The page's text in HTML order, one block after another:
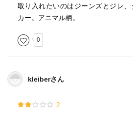
取り入れたいのはジーンズとジレ
カー。アニマル柄。
0
kleiberさん
2